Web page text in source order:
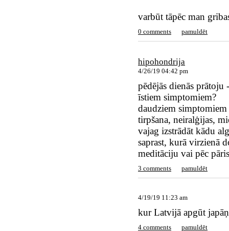
varbūt tāpēc man
0 comments pamuldēt
hipohondrija
4/26/19 04:42 pm
pēdējās dienās
īstiem simptomiem?
daudziem
tirpšana, neiralģijas,
vajag izstrādāt kādu
saprast, kurā virzienā
meditāciju vai pēc
3 comments pamuldēt
4/19/19 11:23 am
kur Latvijā apgūt
4 comments pamuldēt